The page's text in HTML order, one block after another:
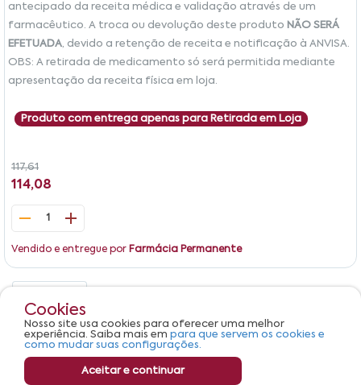
antecipado da receita médica e validação através de um
farmacêutico. A troca ou devolução deste produto NÃO SERÁ
EFETUADA, devido a retenção de receita e notificação à ANVISA.
OBS: A retirada de medicamento só será permitida mediante
apresentação da receita física em loja.
Produto com entrega apenas para Retirada em Loja
117,61
114,08
1
Vendido e entregue por Farmácia Permanente
Produto não apresenta descrição.
Cookies
Nosso site usa cookies para oferecer uma melhor
experiência. Saiba mais em para que servem os cookies e
como mudar suas configurações.
Aceitar e continuar